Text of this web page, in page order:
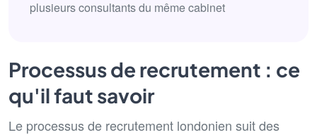
plusieurs consultants du même cabinet
Processus de recrutement : ce
qu'il faut savoir
Le processus de recrutement londonien suit des